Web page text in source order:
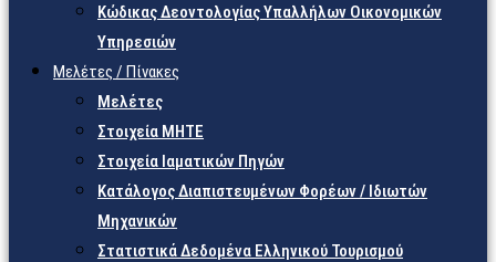
Κώδικας Δεοντολογίας Υπαλλήλων Οικονομικών
Υπηρεσιών
Μελέτες / Πίνακες
Μελέτες
Στοιχεία ΜΗΤΕ
Στοιχεία Ιαματικών Πηγών
Κατάλογος Διαπιστευμένων Φορέων / Ιδιωτών
Μηχανικών
Στατιστικά Δεδομένα Ελληνικού Τουρισμού